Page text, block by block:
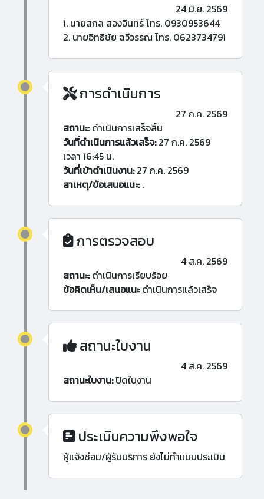
24 มิ.ย. 2569
1. นายสกล สองอินทร์ โทร. 0930953644
2. นายอิทธิชัย ฉวีวรรณ โทร. 0623734791
การดำเนินการ
27 ก.ค. 2569
สถานะ:ดำเนินการเสร็จสิ้น
วันที่ดำเนินการแล้วเสร็จ:27 ก.ค. 2569
เวลา 16:45 น.
วันที่เข้าดำเนินงาน:27 ก.ค. 2569
สาเหตุ/ข้อเสนอแนะ:.
การตรวจสอบ
4 ส.ค. 2569
สถานะ:ดำเนินการเรียบร้อย
ข้อคิดเห็น/เสนอแนะดำเนินการแล้วเสร็จ
สถานะใบงาน
4 ส.ค. 2569
สถานะใบงาน:ปิดใบงาน
ประเมินความพึงพอใจ
ผู้แจ้งซ่อม/ผู้รับบริการ ยังไม่ทำแบบประเมิน